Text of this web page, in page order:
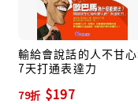
就可讓你勝任有餘
問話能力，就是「解
問話技術可以找出
客戶；面試時挖掘出
輸給會說話的人不甘心:
7天打通表達力
79折 $197